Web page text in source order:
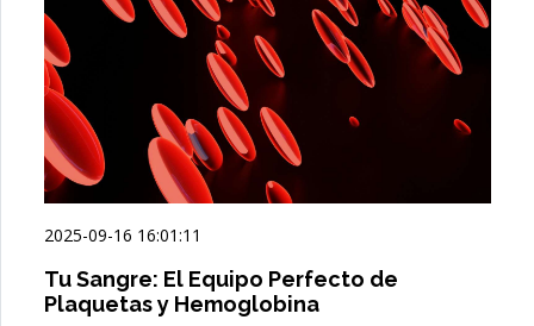
2025-09-16 16:01:11
Tu Sangre: El Equipo Perfecto de
Plaquetas y Hemoglobina